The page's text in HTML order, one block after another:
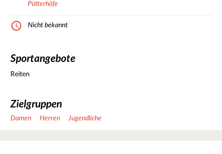
Pütterhöfe
Nicht bekannt
Sportangebote
Reiten
Zielgruppen
Damen Herren Jugendliche